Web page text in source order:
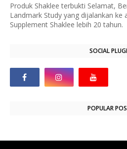
Produk Shaklee terbukti Selamat,
Landmark Study yang dijalankan ke
Supplement Shaklee lebih 20 tahun.
SOCIAL
POPULAR